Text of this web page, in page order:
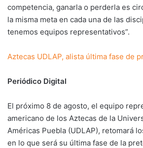
competencia, ganarla o perderla es
la misma meta en cada una de las
tenemos equipos representativos”.
Aztecas UDLAP, alista última fase de
Periódico Digital
El próximo 8 de agosto, el equipo
americano de los Aztecas de la
Américas Puebla (UDLAP), retomará
en lo que será su última fase de la